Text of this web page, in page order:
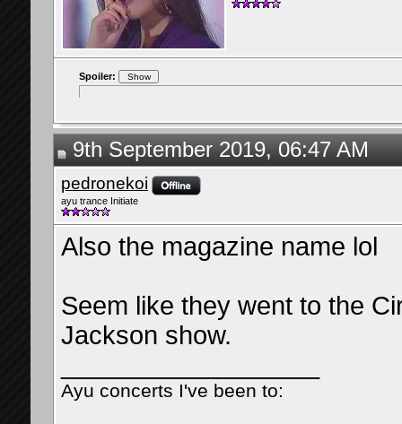
Spoiler:
9th September 2019, 06:47 AM
pedronekoi
ayu trance Initiate
Also the magazine name lol
Seem like they went to the
Jackson show.
Ayu concerts I've been to: